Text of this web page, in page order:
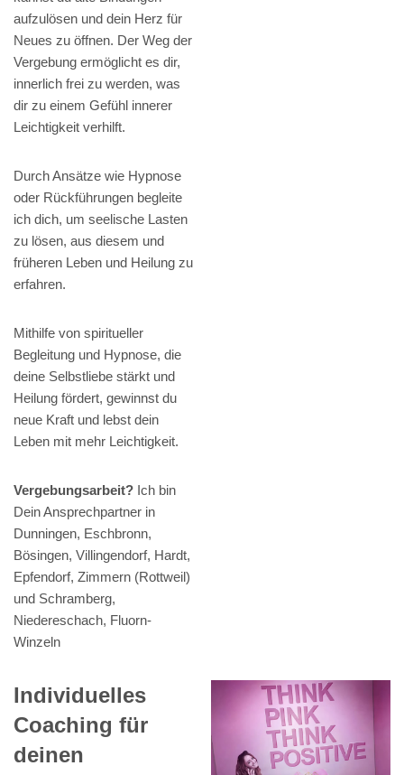
aufzulösen und dein Herz für
Neues zu öffnen. Der Weg der
Vergebung ermöglicht es dir,
innerlich frei zu werden, was
dir zu einem Gefühl innerer
Leichtigkeit verhilft.
Durch Ansätze wie Hypnose
oder Rückführungen begleite
ich dich, um seelische Lasten
zu lösen, aus diesem und
früheren Leben und Heilung zu
erfahren.
Mithilfe von spiritueller
Begleitung und Hypnose, die
deine Selbstliebe stärkt und
Heilung fördert, gewinnst du
neue Kraft und lebst dein
Leben mit mehr Leichtigkeit.
Vergebungsarbeit? Ich bin
Dein Ansprechpartner in
Dunningen, Eschbronn,
Bösingen, Villingendorf, Hardt,
Epfendorf, Zimmern (Rottweil)
und Schramberg,
Niedereschach, Fluorn-
Winzeln
Individuelles
Coaching für
deinen